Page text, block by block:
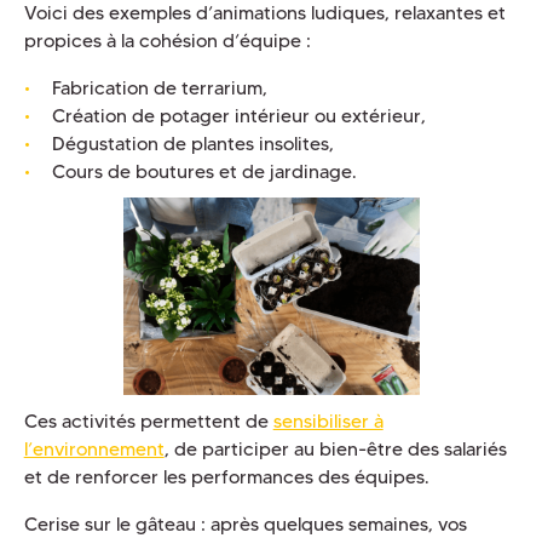
Voici des exemples d’animations ludiques, relaxantes et
propices à la cohésion d’équipe :
Fabrication de terrarium,
Création de potager intérieur ou extérieur,
Dégustation de plantes insolites,
Cours de boutures et de jardinage.
Ces activités permettent de sensibiliser à
l’environnement, de participer au bien-être des salariés
et de renforcer les performances des équipes.
Cerise sur le gâteau : après quelques semaines, vos